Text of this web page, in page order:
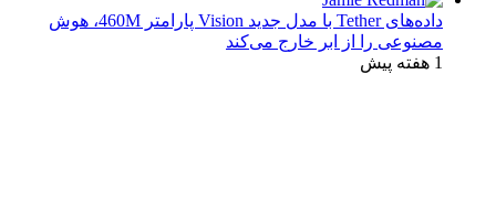
داده‌های Tether با مدل جدید Vision پارامتر 460M، هوش
مصنوعی را از ابر خارج می‌کند
1 هفته پیش